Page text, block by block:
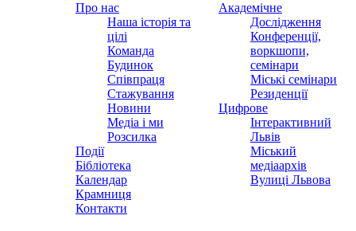
Про нас
Наша історія та
цілі
Команда
Будинок
Співпраця
Стажування
Новини
Медіа і ми
Розсилка
Події
Бібліотека
Календар
Крамниця
Контакти
Академічне
Дослідження
Конференції,
воркшопи,
семінари
Міські семінари
Резиденції
Цифрове
Інтерактивний
Львів
Міський
медіаархів
Вулиці Львова